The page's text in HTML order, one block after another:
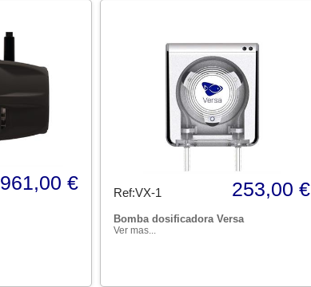
961,00 € Ref:VX-1 253,00 €
Bomba dosificadora Versa
Ver mas...